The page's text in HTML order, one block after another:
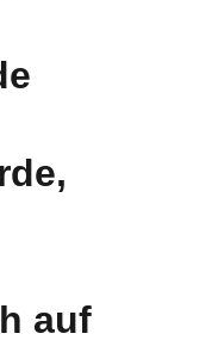
auf